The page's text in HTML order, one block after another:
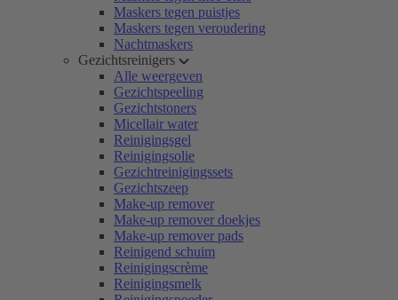
Maskers tegen puistjes
Maskers tegen veroudering
Nachtmaskers
Gezichtsreinigers
Alle weergeven
Gezichtspeeling
Gezichtstoners
Micellair water
Reinigingsgel
Reinigingsolie
Gezichtreinigingssets
Gezichtszeep
Make-up remover
Make-up remover doekjes
Make-up remover pads
Reinigend schuim
Reinigingscrème
Reinigingsmelk